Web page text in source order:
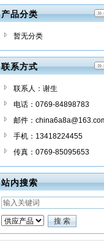
产品分类
暂无分类
联系方式
联系人：谢生
电话：0769-84898783
邮件：
手机：13418224455
传真：0769-85095653
站内搜索